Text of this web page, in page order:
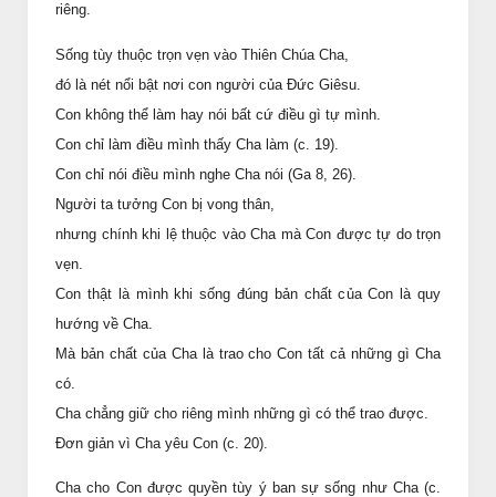
riêng.
Sống tùy thuộc trọn vẹn vào Thiên Chúa Cha,
đó là nét nổi bật nơi con người của Đức Giêsu.
Con không thể làm hay nói bất cứ điều gì tự mình.
Con chỉ làm điều mình thấy Cha làm (c. 19).
Con chỉ nói điều mình nghe Cha nói (Ga 8, 26).
Người ta tưởng Con bị vong thân,
nhưng chính khi lệ thuộc vào Cha mà Con được tự do trọn
vẹn.
Con thật là mình khi sống đúng bản chất của Con là quy
hướng về Cha.
Mà bản chất của Cha là trao cho Con tất cả những gì Cha
có.
Cha chẳng giữ cho riêng mình những gì có thể trao được.
Đơn giản vì Cha yêu Con (c. 20).
Cha cho Con được quyền tùy ý ban sự sống như Cha (c.